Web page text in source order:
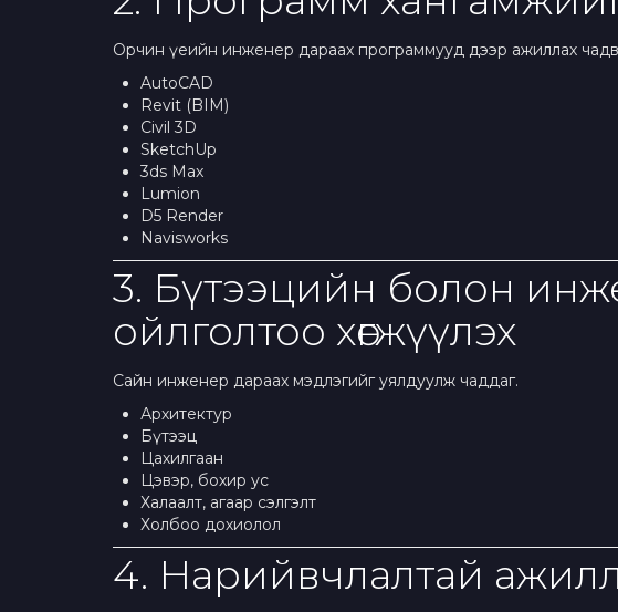
Орчин үеийн инженер дараах программууд дээр ажиллах
AutoCAD
Revit (BIM)
Civil 3D
SketchUp
3ds Max
Lumion
D5 Render
Navisworks
3. Бүтээцийн болон
ойлголтоо хөгжүүлэх
Сайн инженер дараах мэдлэгийг уялдуулж чаддаг.
Архитектур
Бүтээц
Цахилгаан
Цэвэр, бохир ус
Халаалт, агаар сэлгэлт
Холбоо дохиолол
4. Нарийвчлалтай